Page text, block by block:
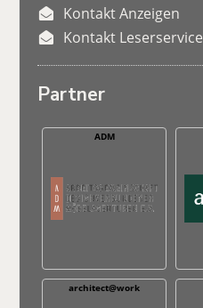
Kontakt Anzeigen
Kontakt Leserservice
Partner
ADM
architect@work